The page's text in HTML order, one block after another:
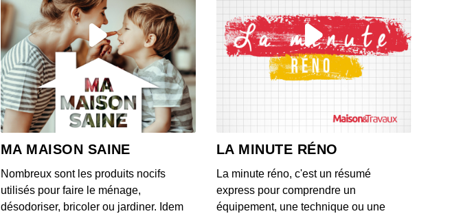
Niemesia
00:07:53 - IL Y A 2 ANS
Maltraitance infantile
00:06:24 - IL Y A 2 ANS
00:08:06 - IL Y A 2 ANS
MA MAISON SAINE
Nombreux sont les produits nocifs
utilisés pour faire le ménage,
désodoriser, bricoler ou jardiner. Idem
LA MINUTE RÉNO
La minute réno, c'est un résumé
express pour comprendre un
équipement, une technique ou une